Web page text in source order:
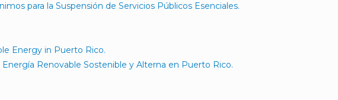
para la Suspensión de Servicios Públicos Esenciales.
Energy in Puerto Rico.
Renovable Sostenible y Alterna en Puerto Rico.